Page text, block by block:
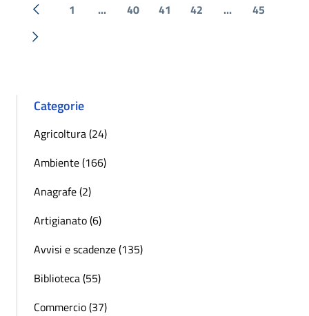
« Precedente
1 ... 40 41 42 ... 45
Successiva »
Categorie
Agricoltura (24)
Ambiente (166)
Anagrafe (2)
Artigianato (6)
Avvisi e scadenze (135)
Biblioteca (55)
Commercio (37)